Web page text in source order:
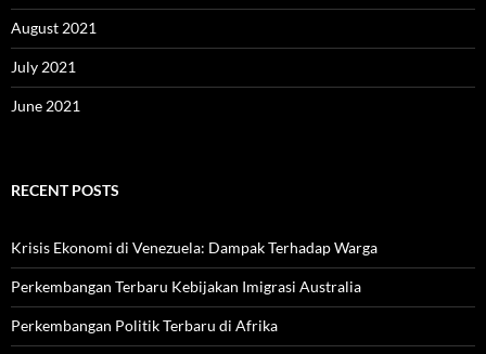
August 2021
July 2021
June 2021
RECENT POSTS
Krisis Ekonomi di Venezuela: Dampak Terhadap Warga
Perkembangan Terbaru Kebijakan Imigrasi Australia
Perkembangan Politik Terbaru di Afrika